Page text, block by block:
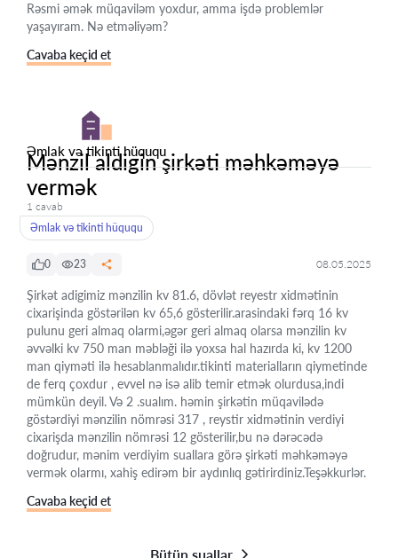
Rəsmi əmək müqaviləm yoxdur, amma işdə problemlər
yaşayıram. Nə etməliyəm?
Cavaba keçid et
Əmlak və tikinti hüququ
Mənzil aldigin şirkəti məhkəməyə
vermək
1 cavab
Əmlak və tikinti hüququ
0 23 08.05.2025
Şirkət adigimiz mənzilin kv 81.6, dövlət reyestr xidmətinin
cixarişinda göstərilən kv 65,6 gösterilir.arasindaki fərq 16 kv
pulunu geri almaq olarmi,əgər geri almaq olarsa mənzilin kv
əvvəlki kv 750 man məbləği ilə yoxsa hal hazırda ki, kv 1200
man qiyməti ilə hesablanmalıdır.tikinti materialların qiymetinde
de ferq çoxdur , evvel nə isə alib temir etmək olurdusa,indi
mümkün deyil. Və 2 .sualım. həmin şirkətin müqavilədə
göstərdiyi mənzilin nömrəsi 317 , reystir xidmətinin verdiyi
cixarişda mənzilin nömrəsi 12 gösterilir,bu nə dərəcədə
doğrudur, mənim verdiyim suallara görə şirkəti məhkəməyə
vermək olarmı, xahiş edirəm bir aydınlıq gətirirdiniz.Teşəkkurlər.
Cavaba keçid et
Bütün suallar